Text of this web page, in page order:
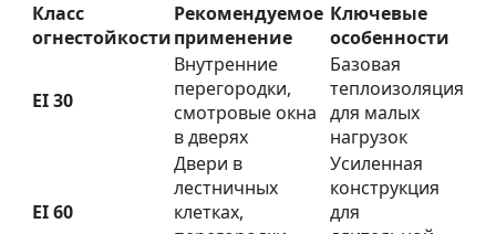
Класс
огнестойкости
Рекомендуемое
применение
Ключевые
особенности
EI 30
Внутренние
перегородки,
смотровые окна
в дверях
Базовая
теплоизоляция
для малых
нагрузок
EI 60
Двери в
лестничных
клетках,
Усиленная
конструкция
для